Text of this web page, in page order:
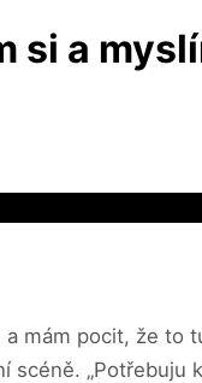
si a
mám pocit, že to
scéně. „Potřebuju